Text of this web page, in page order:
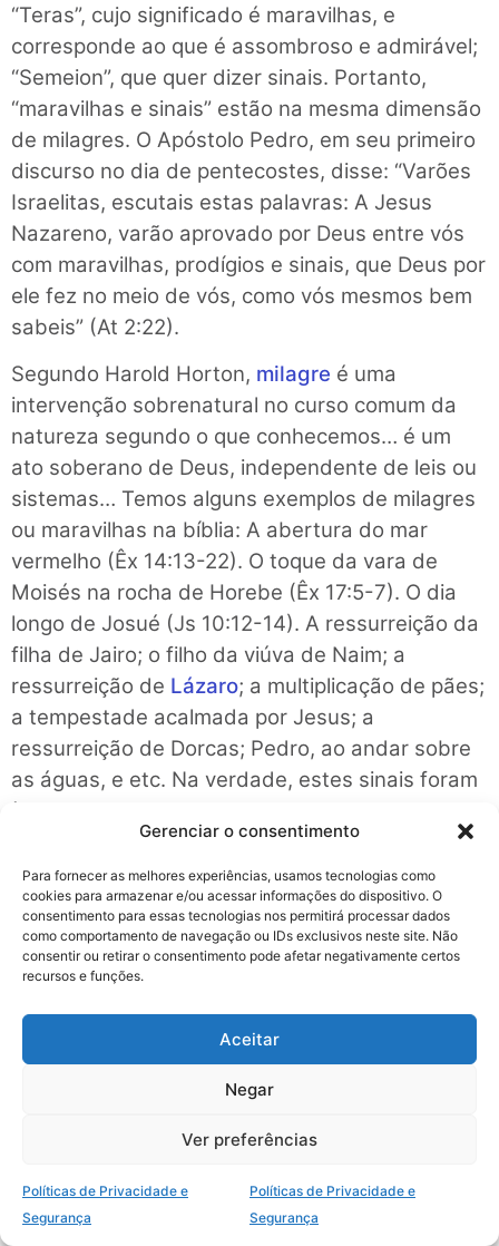
Gerenciar o consentimento
Para fornecer as melhores experiências, usamos tecnologias como
cookies para armazenar e/ou acessar informações do dispositivo. O
consentimento para essas tecnologias nos permitirá processar dados
como comportamento de navegação ou IDs exclusivos neste site. Não
consentir ou retirar o consentimento pode afetar negativamente certos
recursos e funções.
Aceitar
Negar
Ver preferências
Políticas de Privacidade e
Segurança
Políticas de Privacidade e
Segurança
“Teras”, cujo significado é maravilhas, e
corresponde ao que é assombroso e admirável;
“Semeion”, que quer dizer sinais. Portanto,
“maravilhas e sinais” estão na mesma dimensão
de milagres. O Apóstolo Pedro, em seu primeiro
discurso no dia de pentecostes, disse: “Varões
Israelitas, escutais estas palavras: A Jesus
Nazareno, varão aprovado por Deus entre vós
com maravilhas, prodígios e sinais, que Deus por
ele fez no meio de vós, como vós mesmos bem
sabeis” (At 2:22).
Segundo Harold Horton, milagre é uma
intervenção sobrenatural no curso comum da
natureza segundo o que conhecemos… é um
ato soberano de Deus, independente de leis ou
sistemas… Temos alguns exemplos de milagres
ou maravilhas na bíblia: A abertura do mar
vermelho (Êx 14:13-22). O toque da vara de
Moisés na rocha de Horebe (Êx 17:5-7). O dia
longo de Josué (Js 10:12-14). A ressurreição da
filha de Jairo; o filho da viúva de Naim; a
ressurreição de Lázaro; a multiplicação de pães;
a tempestade acalmada por Jesus; a
ressurreição de Dorcas; Pedro, ao andar sobre
as águas, e etc. Na verdade, estes sinais foram
às credenciais que provam o poder de Deus na
vida do seu povo (At 19:11,12).
3 – Dons de curar
Dentre os dons de poder, a cura estabelece a
continuidade do ministério terreno de Jesus. Ele
“curai os enfermos (Mt 10:8). Nos primórdios da
igreja, esta experiência era constante no
ministério dos discípulos. O Espírito Santo
confirmaram e fortaleceram a vida cristã. Se
observarmos bem e com cuidado, vamos notar
que o texto de I Co 12:9 se refere a “dons de